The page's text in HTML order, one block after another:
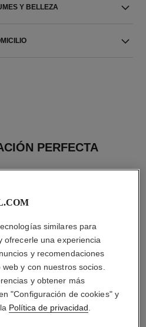
Y BELLEZA
PERFECTA
similares para
ofrecerle una experiencia
y recomendaciones
y con nuestros socios.
y obtener más
"Configuración de cookies" y
Política de privacidad